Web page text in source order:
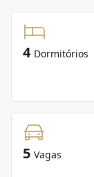
4 Dormitórios
5 Vagas